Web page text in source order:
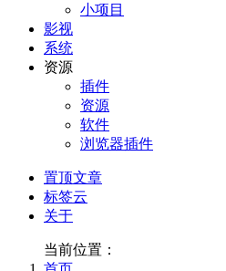
小项目
影视
系统
资源
插件
资源
软件
浏览器插件
置顶文章
标签云
关于
当前位置：